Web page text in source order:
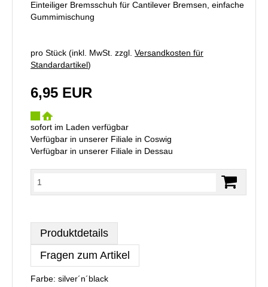
Einteiliger Bremsschuh für Cantilever Bremsen, einfache
Gummimischung
pro Stück (inkl. MwSt. zzgl. Versandkosten für
Standardartikel)
6,95 EUR
sofort im Laden verfügbar
Verfügbar in unserer Filiale in Coswig
Verfügbar in unserer Filiale in Dessau
Produktdetails
Fragen zum Artikel
Farbe: silver´n´black